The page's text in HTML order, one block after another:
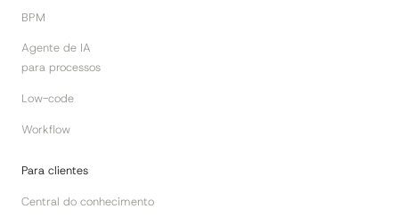
BPM
Agente de IA
para processos
Low-code
Workflow
Para clientes
Central do conhecimento